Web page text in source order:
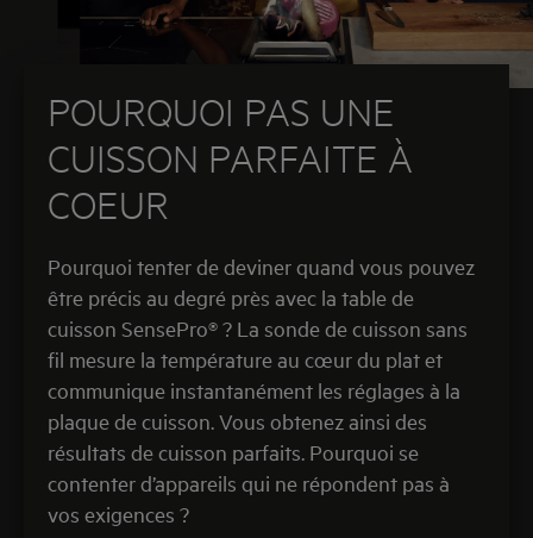
POURQUOI PAS UNE
CUISSON PARFAITE À
COEUR
Pourquoi tenter de deviner quand vous pouvez
être précis au degré près avec la table de
cuisson SensePro® ? La sonde de cuisson sans
fil mesure la température au cœur du plat et
communique instantanément les réglages à la
plaque de cuisson. Vous obtenez ainsi des
résultats de cuisson parfaits. Pourquoi se
contenter d’appareils qui ne répondent pas à
vos exigences ?